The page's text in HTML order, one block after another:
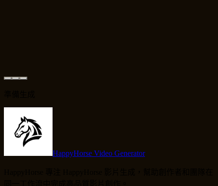
HappyHorse Video Generator